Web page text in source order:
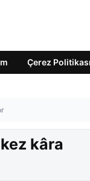
Çerez Politikası
kâra